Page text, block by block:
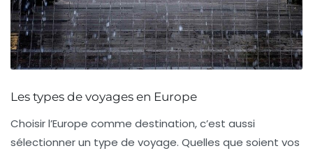
Les types de voyages en Europe
Choisir l’Europe comme destination, c’est aussi
sélectionner un type de voyage. Quelles que soient vos